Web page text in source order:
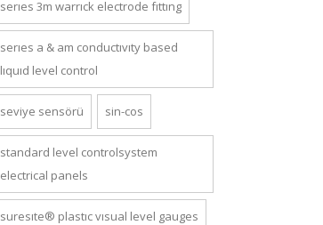
series 3m warrick electrode fitting
series a & am conductivity based
liquid level control
seviye sensörü sin-cos
standard level controlsystem
electrical panels
suresite® plastic visual level gauges